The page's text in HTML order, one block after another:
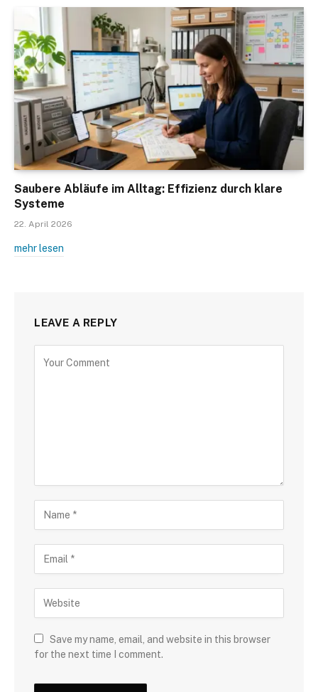
Saubere Abläufe im Alltag: Effizienz durch klare
Systeme
22. April 2026
mehr lesen
LEAVE A REPLY
Save my name, email, and website in this browser
for the next time I comment.